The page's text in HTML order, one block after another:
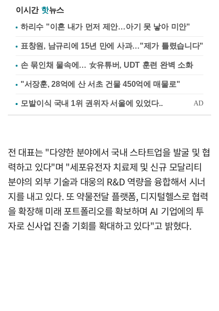
이시간 핫뉴스
하리수 "이혼 내가 먼저 제안…아기 못 낳아 미안"
표창원, 남규리에 15년 만에 사과…"제가 틀렸습니다"
손 묶인채 물속에… 女유튜버, UDT 훈련 완벽 소화
"서장훈, 28억에 산 서초 건물 450억에 매물로"
전 대표는 "다양한 분야에서 국내 스타트업을 발굴 및 협
력하고 있다"며 "세포유전자 치료제 및 신규 모달리티
분야의 외부 기술과 대웅의 R&D 역량을 융합해서 시너
지를 내고 있다. 또 약물전달 플랫폼, 디지털헬스로 협력
을 확장해 미래 포트폴리오를 확보하며 AI 기업에의 투
자로 신사업 진출 기회를 확대하고 있다"고 밝혔다.